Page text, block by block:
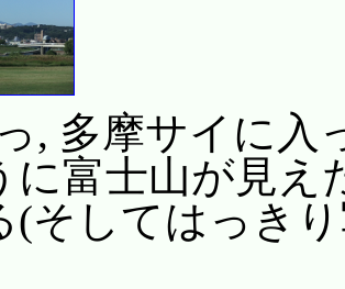
, 多摩サイに入
に富士山が見
(そしてはっき